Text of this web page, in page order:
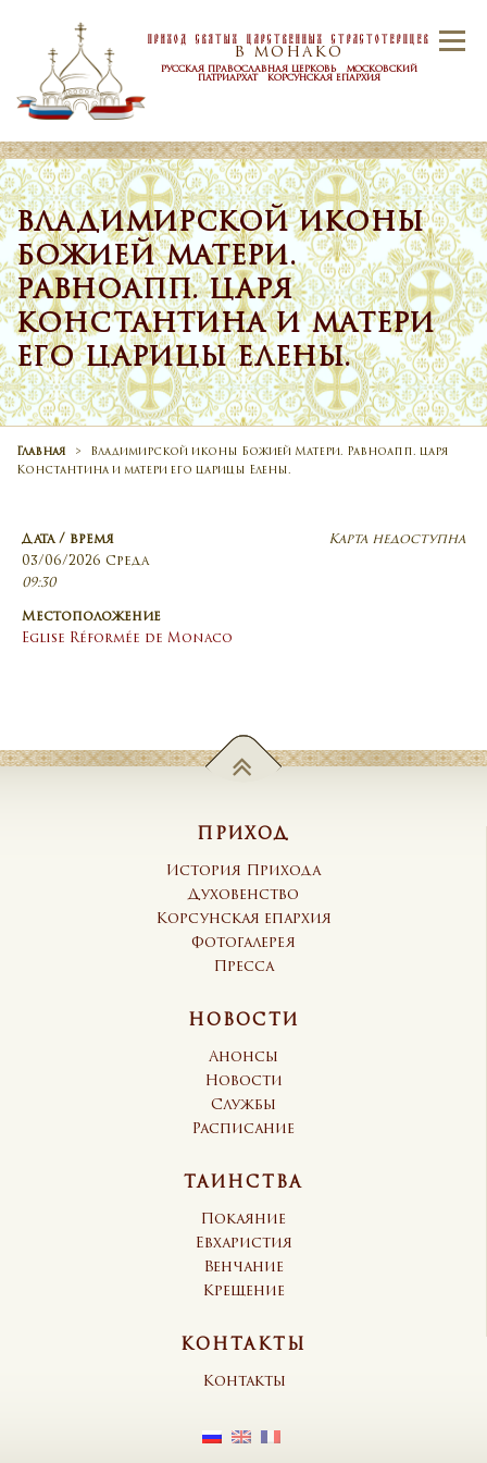
Menu
Приход Святых Царственных Страстотерпцев
В МОНАКО
РУССКАЯ ПРАВОСЛАВНАЯ ЦЕРКОВЬ МОСКОВСКИЙ
ПАТРИАРХАТ КОРСУНСКАЯ ЕПАРХИЯ
ГЛАВНАЯ ПРИХОД НОВОСТИ
РАСПИСАНИЕ ТАИНСТВА
КОНТАКТЫ
ВЛАДИМИРСКОЙ ИКОНЫ
БОЖИЕЙ МАТЕРИ.
РАВНОАПП. ЦАРЯ
КОНСТАНТИНА И МАТЕРИ
ЕГО ЦАРИЦЫ ЕЛЕНЫ.
Главная >
Владимирской иконы Божией Матери. Равноапп. царя
Константина и матери его царицы Елены.
Карта недоступна
Дата / время
03/06/2026 Среда
09:30
Местоположение
Eglise Réformée de Monaco
ПРИХОД
История Прихода
Духовенство
Корсунская епархия
Фотогалерея
Пресса
НОВОСТИ
Анонсы
Новости
Службы
Расписание
ТАИНСТВА
Покаяние
Евхаристия
Венчание
Крещение
КОНТАКТЫ
Контакты